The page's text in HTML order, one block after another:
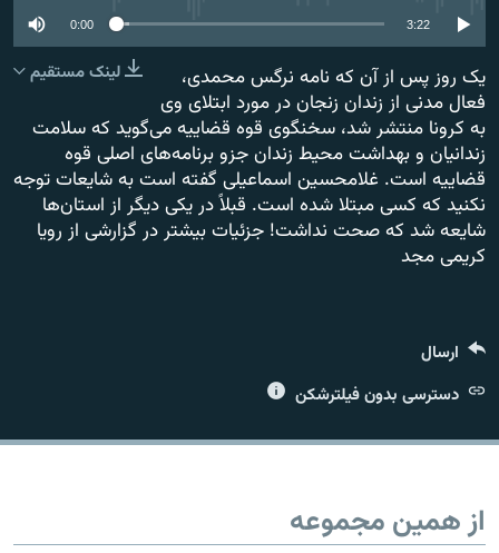
زبان‌های دیگر
0:00 3:22
لینک مستقیم
یک روز پس از آن که نامه نرگس محمدی،
فعال مدنی از زندان زنجان در مورد ابتلای وی
به کرونا منتشر شد، سخنگوی قوه قضاییه می‌گوید که سلامت
زندانیان و بهداشت محیط زندان جزو برنامه‌های اصلی قوه
قضاییه است. غلامحسین اسماعیلی گفته است به شایعات توجه
نکنید که کسی مبتلا شده است. قبلاً در یکی دیگر از استان‌ها
شایعه شد که صحت نداشت! جزئیات بیشتر در گزارشی از رویا
کریمی مجد
ارسال
دسترسی بدون فیلترشکن
از همین مجموعه